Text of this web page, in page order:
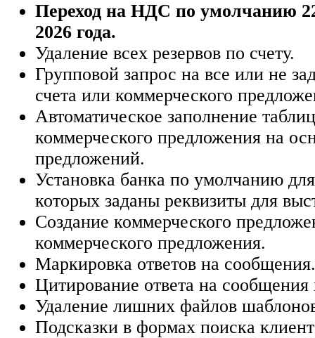
Переход на НДС по умолчанию
2026 года.
Удаление всех резервов по счету.
Групповой запрос на все или не
счета или коммерческого
Автоматическое заполнение
коммерческого предложения на
предложений.
Установка банка по умолчанию
которых заданы реквизиты для
Создание коммерческого
коммерческого предложения.
Маркировка ответов на сообщения.
Цитирование ответа на сообщения
Удаление лишних файлов
Подсказки в формах поиска